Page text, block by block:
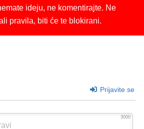
ideju, ne komentirajte. Ne
pravila, biti će te blokirani.
Prijavite se
3000